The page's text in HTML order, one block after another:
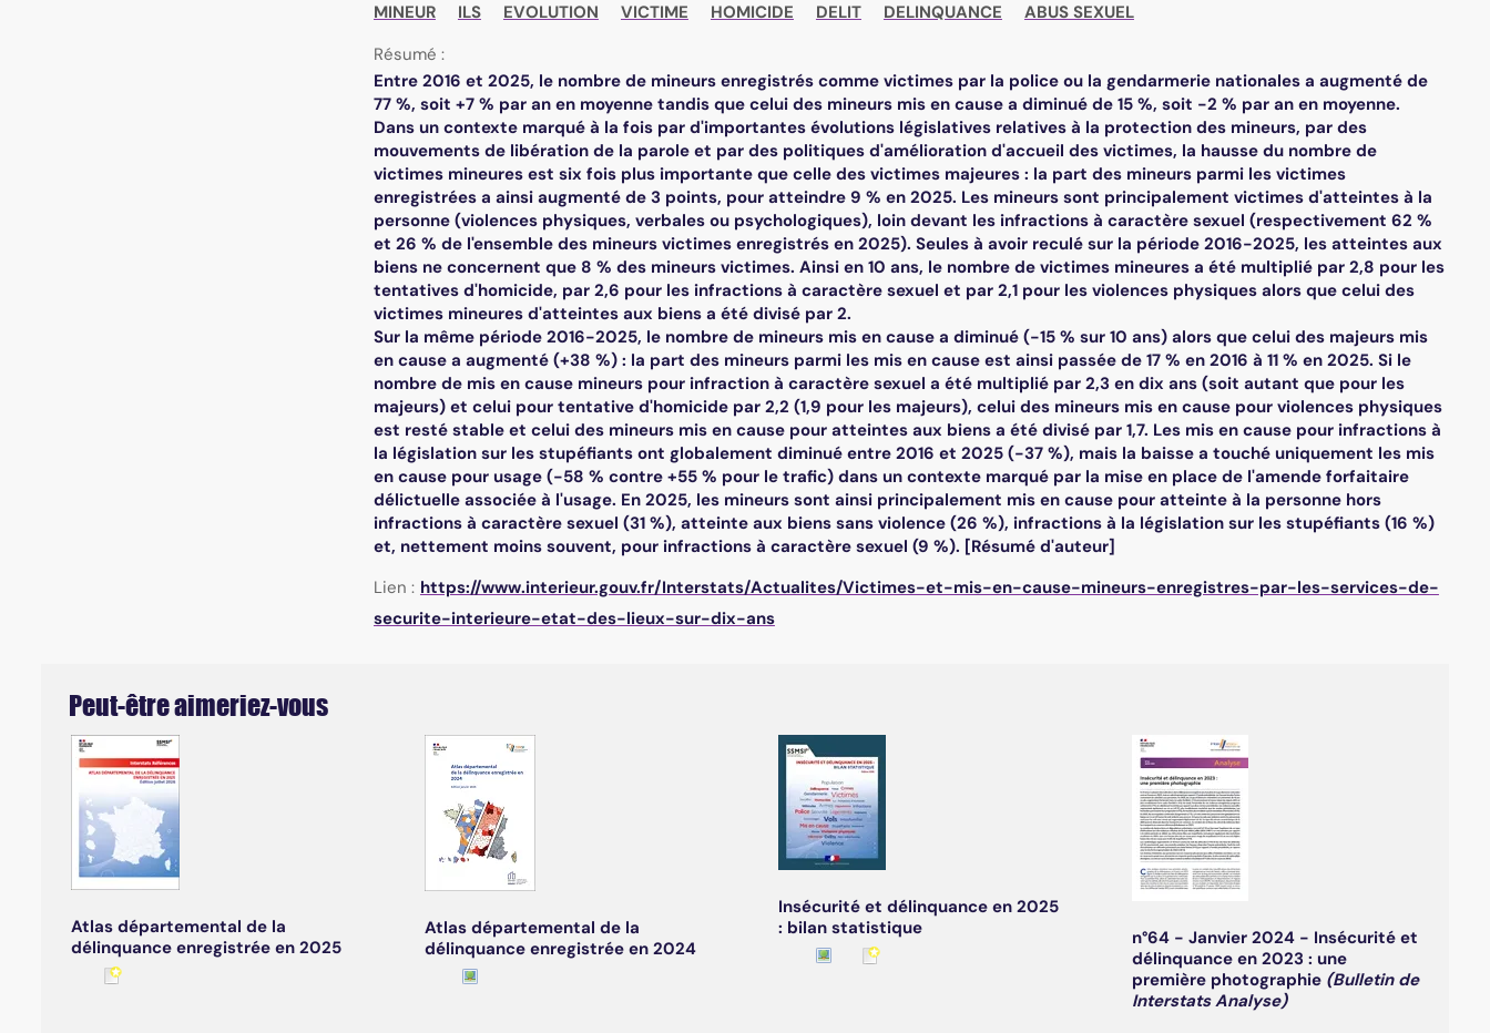
MINEUR
ILS EVOLUTION VICTIME HOMICIDE DELIT DELINQUANCE
ABUS SEXUEL
Résumé :
Entre 2016 et 2025, le nombre de mineurs enregistrés comme victimes par la police ou la gendarmerie nationales a augmenté de
77 %, soit +7 % par an en moyenne tandis que celui des mineurs mis en cause a diminué de 15 %, soit -2 % par an en moyenne.
Dans un contexte marqué à la fois par d'importantes évolutions législatives relatives à la protection des mineurs, par des
mouvements de libération de la parole et par des politiques d'amélioration d'accueil des victimes, la hausse du nombre de
victimes mineures est six fois plus importante que celle des victimes majeures : la part des mineurs parmi les victimes
enregistrées a ainsi augmenté de 3 points, pour atteindre 9 % en 2025. Les mineurs sont principalement victimes d'atteintes à la
personne (violences physiques, verbales ou psychologiques), loin devant les infractions à caractère sexuel (respectivement 62 %
et 26 % de l'ensemble des mineurs victimes enregistrés en 2025). Seules à avoir reculé sur la période 2016-2025, les atteintes aux
biens ne concernent que 8 % des mineurs victimes. Ainsi en 10 ans, le nombre de victimes mineures a été multiplié par 2,8 pour les
tentatives d'homicide, par 2,6 pour les infractions à caractère sexuel et par 2,1 pour les violences physiques alors que celui des
victimes mineures d'atteintes aux biens a été divisé par 2.
Sur la même période 2016-2025, le nombre de mineurs mis en cause a diminué (-15 % sur 10 ans) alors que celui des majeurs mis
en cause a augmenté (+38 %) : la part des mineurs parmi les mis en cause est ainsi passée de 17 % en 2016 à 11 % en 2025. Si le
nombre de mis en cause mineurs pour infraction à caractère sexuel a été multiplié par 2,3 en dix ans (soit autant que pour les
majeurs) et celui pour tentative d'homicide par 2,2 (1,9 pour les majeurs), celui des mineurs mis en cause pour violences physiques
est resté stable et celui des mineurs mis en cause pour atteintes aux biens a été divisé par 1,7. Les mis en cause pour infractions à
la législation sur les stupéfiants ont globalement diminué entre 2016 et 2025 (-37 %), mais la baisse a touché uniquement les mis
en cause pour usage (-58 % contre +55 % pour le trafic) dans un contexte marqué par la mise en place de l'amende forfaitaire
délictuelle associée à l'usage. En 2025, les mineurs sont ainsi principalement mis en cause pour atteinte à la personne hors
infractions à caractère sexuel (31 %), atteinte aux biens sans violence (26 %), infractions à la législation sur les stupéfiants (16 %)
et, nettement moins souvent, pour infractions à caractère sexuel (9 %). [Résumé d'auteur]
Lien : https://www.interieur.gouv.fr/Interstats/Actualites/Victimes-et-mis-en-cause-mineurs-enregistres-par-les-services-de-
securite-interieure-etat-des-lieux-sur-dix-ans
Peut-être aimeriez-vous
Atlas départemental de la
délinquance enregistrée en 2025
Atlas départemental de la
délinquance enregistrée en 2024
Insécurité et délinquance en 2025
: bilan statistique
n°64 - Janvier 2024 - Insécurité et
délinquance en 2023 : une
première photographie(Bulletin de
Interstats Analyse)